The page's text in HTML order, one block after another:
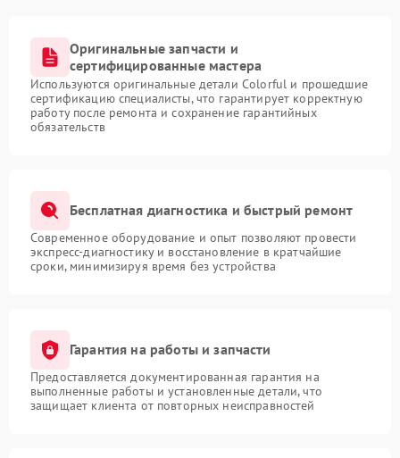
Оригинальные запчасти и
сертифицированные мастера
Используются оригинальные детали Colorful и прошедшие
сертификацию специалисты, что гарантирует корректную
работу после ремонта и сохранение гарантийных
обязательств
Бесплатная диагностика и быстрый ремонт
Современное оборудование и опыт позволяют провести
экспресс-диагностику и восстановление в кратчайшие
сроки, минимизируя время без устройства
Гарантия на работы и запчасти
Предоставляется документированная гарантия на
выполненные работы и установленные детали, что
защищает клиента от повторных неисправностей